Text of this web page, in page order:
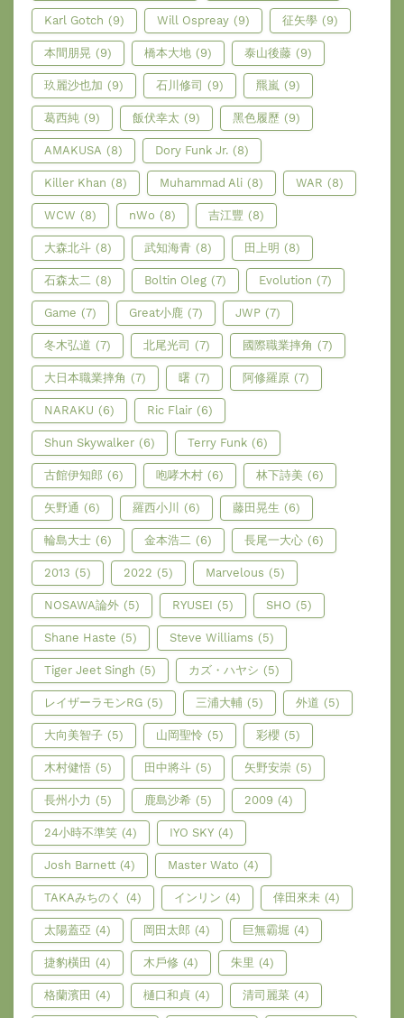
Karl Gotch (9) Will Ospreay (9) 征矢學 (9)
本間朋晃 (9) 橋本大地 (9) 泰山後藤 (9)
玖麗沙也加 (9) 石川修司 (9) 羆嵐 (9)
葛西純 (9) 飯伏幸太 (9) 黑色履歷 (9)
AMAKUSA (8) Dory Funk Jr. (8)
Killer Khan (8) Muhammad Ali (8) WAR (8)
WCW (8) nWo (8) 吉江豐 (8)
大森北斗 (8) 武知海青 (8) 田上明 (8)
石森太二 (8) Boltin Oleg (7) Evolution (7)
Game (7) Great小鹿 (7) JWP (7)
冬木弘道 (7) 北尾光司 (7) 國際職業摔角 (7)
大日本職業摔角 (7) 曙 (7) 阿修羅原 (7)
NARAKU (6) Ric Flair (6)
Shun Skywalker (6) Terry Funk (6)
古館伊知郎 (6) 咆哮木村 (6) 林下詩美 (6)
矢野通 (6) 羅西小川 (6) 藤田晃生 (6)
輪島大士 (6) 金本浩二 (6) 長尾一大心 (6)
2013 (5) 2022 (5) Marvelous (5)
NOSAWA論外 (5) RYUSEI (5) SHO (5)
Shane Haste (5) Steve Williams (5)
Tiger Jeet Singh (5) カズ・ハヤシ (5)
レイザーラモンRG (5) 三浦大輔 (5) 外道 (5)
大向美智子 (5) 山岡聖怜 (5) 彩櫻 (5)
木村健悟 (5) 田中將斗 (5) 矢野安崇 (5)
長州小力 (5) 鹿島沙希 (5) 2009 (4)
24小時不準笑 (4) IYO SKY (4)
Josh Barnett (4) Master Wato (4)
TAKAみちのく (4) インリン (4) 倖田來未 (4)
太陽蓋亞 (4) 岡田太郎 (4) 巨無霸堀 (4)
捷豹橫田 (4) 木戶修 (4) 朱里 (4)
格蘭濱田 (4) 樋口和貞 (4) 清司麗菜 (4)